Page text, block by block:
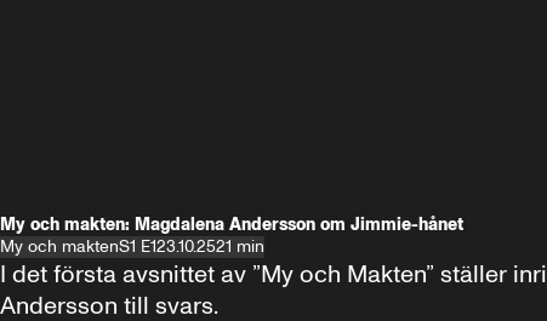
My och makten: Magdalena Andersson om Jimmie-hånet
My och maktenS1 E123.10.2521 min
I det första avsnittet av ”My och Makten” ställer
Andersson till svars.